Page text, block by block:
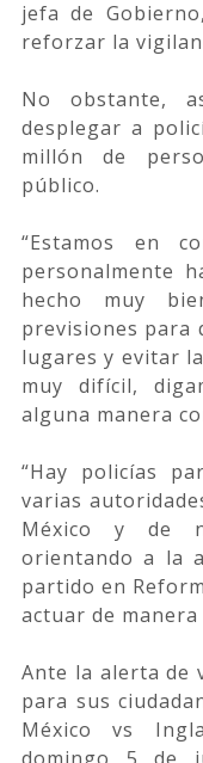
jefa de
reforzar la
No obstante,
desplegar a
millón de
público.
“Estamos en
personalmente
hecho muy
previsiones para
lugares y evitar
muy difícil,
alguna manera
“Hay policías
varias
México y de
orientando a la
partido en
actuar de
Ante la alerta de
para sus
México vs